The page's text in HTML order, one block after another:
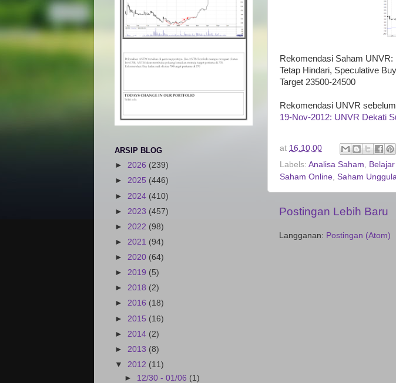
Rekomendasi Saham UNVR:
Tetap Hindari, Speculative
Target 23500-24500
Rekomendasi UNVR
19-Nov-2012: UNVR Dekati
at 16.10.00
Labels: Analisa Saham
Saham Online Saham
Postingan Lebih Baru
Langganan: Postingan (Atom)
ARSIP BLOG
► 2026 (239)
► 2025 (446)
► 2024 (410)
► 2023 (457)
► 2022 (98)
► 2021 (94)
► 2020 (64)
► 2019 (5)
► 2018 (2)
► 2016 (18)
► 2015 (16)
► 2014 (2)
► 2013 (8)
▼ 2012 (11)
► 12/30 - 01/06 (1)